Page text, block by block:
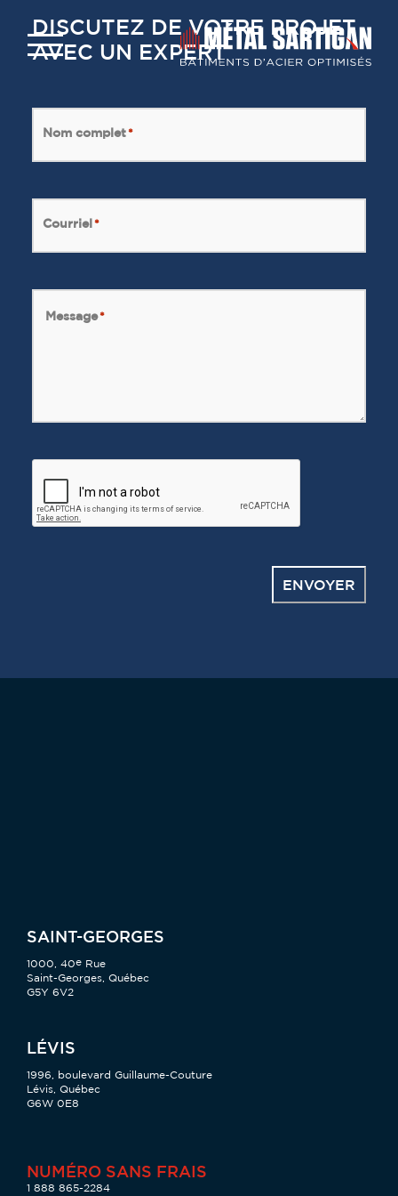
DISCUTEZ DE VOTRE PROJET
AVEC UN EXPERT
Nom complet*
Courriel *
Message*
CAPTCHA
ENVOYER
SAINT-GEORGES
1000, 40e Rue
Saint-Georges, Québec
G5Y 6V2
LÉVIS
1996, boulevard Guillaume-Couture
Lévis, Québec
G6W 0E8
NUMÉRO SANS FRAIS
1 888 865-2284